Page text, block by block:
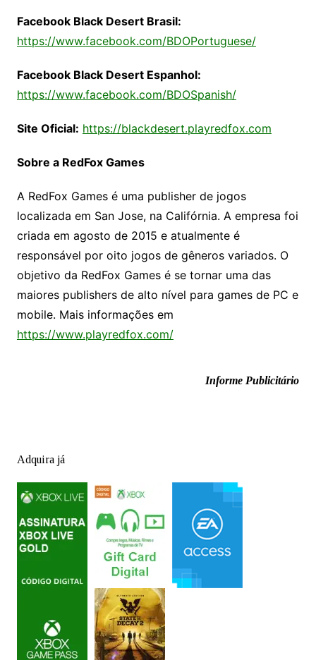
Facebook Black Desert Brasil:
https://www.facebook.com/BDOPortuguese/
Facebook Black Desert Espanhol:
https://www.facebook.com/BDOSpanish/
Site Oficial: https://blackdesert.playredfox.com
Sobre a RedFox Games
A RedFox Games é uma publisher de jogos
localizada em San Jose, na Califórnia. A empresa foi
criada em agosto de 2015 e atualmente é
responsável por oito jogos de gêneros variados. O
objetivo da RedFox Games é se tornar uma das
maiores publishers de alto nível para games de PC e
mobile. Mais informações em
https://www.playredfox.com/
Informe Publicitário
Adquira já